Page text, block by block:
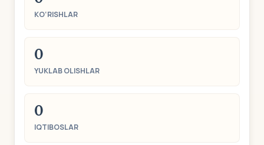
KO‘RISHLAR
0
YUKLAB OLISHLAR
0
IQTIBOSLAR